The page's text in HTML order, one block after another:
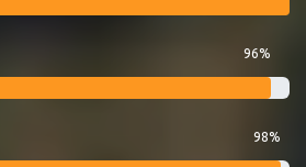
96%
98%